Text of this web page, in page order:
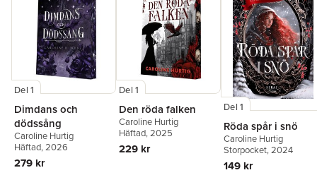
Del 1
Dimdans och
dödssång
Caroline Hurtig
Häftad, 2026
279 kr
Del 1
Den röda falken
Caroline Hurtig
Häftad, 2025
229 kr
Del 1
Röda spår i snö
Caroline Hurtig
Storpocket, 2024
149 kr